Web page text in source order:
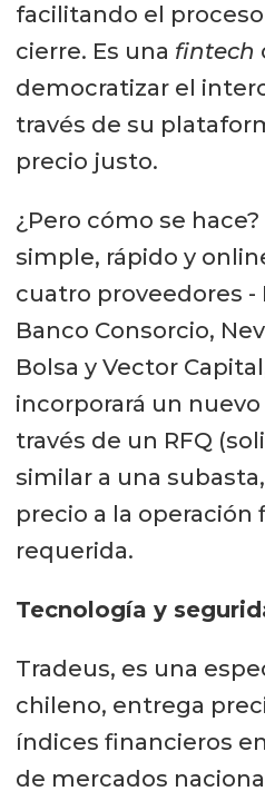
facilitando el
cierre. Es una fintech
democratizar el
través de su
precio justo.
¿Pero cómo se
simple, rápido y
cuatro proveedores -
Banco Consorcio,
Bolsa y Vector
incorporará un nuevo
través de un RFQ
similar a una
precio a la operación
requerida.
Tecnología y
Tradeus, es una
chileno, entrega
índices financieros
de mercados